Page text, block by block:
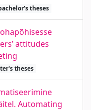
theses
attitudes
theses
Automating